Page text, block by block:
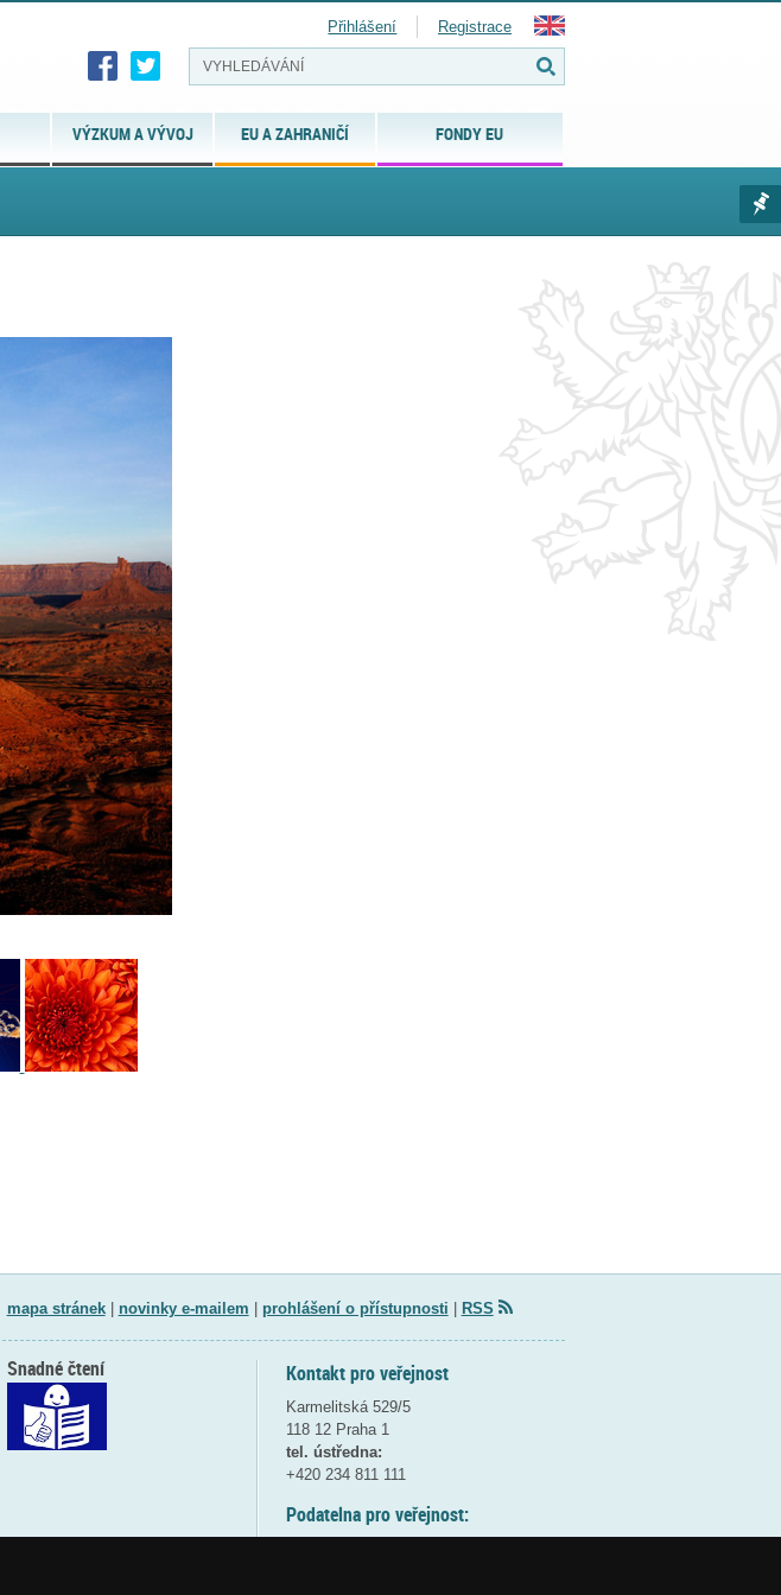
VÝZKUM A VÝVOJ EU A ZAHRANIČÍ FONDY EU
Přihlášení Registrace
mapa stránek| novinky e-mailem prohlášení o přístupnosti RSS
Kontakt pro veřejnost
Karmelitská 529/5
118 12 Praha 1
tel. ústředna:
+420 234 811 111
Podatelna pro veřejnost:
Snadné čtení